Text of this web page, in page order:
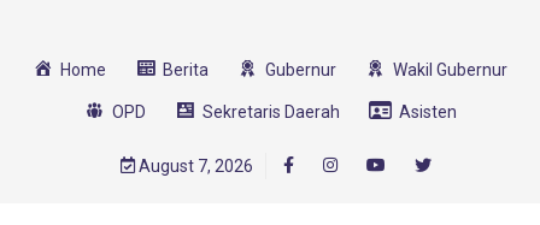
Home Berita Gubernur Wakil Gubernur
OPD Sekretaris Daerah Asisten
August 7, 2026